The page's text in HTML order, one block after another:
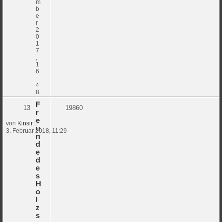
m
b
e
r
2
0
1
7
1
6
:
4
8
F
r
e
u
n
d
e
d
e
s
H
o
z
s
13 19860
von Kinsir
3. Februar 2018, 11:29